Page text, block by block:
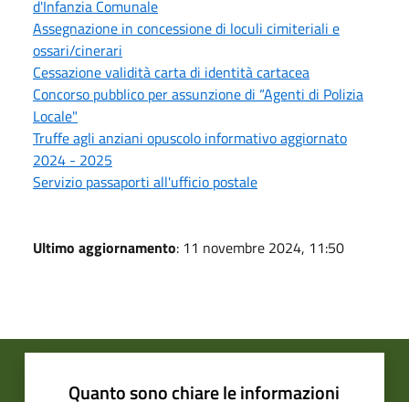
d'Infanzia Comunale
Assegnazione in concessione di loculi cimiteriali e
ossari/cinerari
Cessazione validità carta di identità cartacea
Concorso pubblico per assunzione di “Agenti di Polizia
Locale"
Truffe agli anziani opuscolo informativo aggiornato
2024 - 2025
Servizio passaporti all'ufficio postale
Ultimo aggiornamento: 11 novembre 2024, 11:50
Quanto sono chiare le informazioni